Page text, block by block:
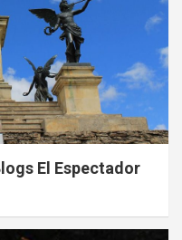
El Espectador